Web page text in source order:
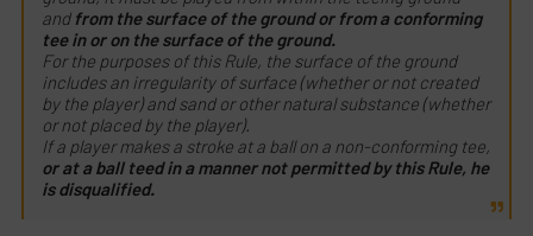
and from the surface of the ground or from a conforming
tee in or on the surface of the ground.
For the purposes of this Rule, the surface of the ground
includes an irregularity of surface (whether or not created
by the player) and sand or other natural substance (whether
or not placed by the player).
If a player makes a stroke at a ball on a non-conforming tee,
or at a ball teed in a manner not permitted by this Rule, he
is disqualified.